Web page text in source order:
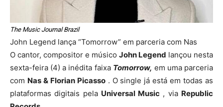
The Music Journal Brazil
John Legend lança “Tomorrow” em parceria com Nas
O cantor, compositor e músico John Legend lançou nesta
sexta-feira (4) a inédita faixa Tomorrow, em uma parceria
com Nas & Florian Picasso. O single já está em todas as
plataformas digitais pela Universal Music , via Republic